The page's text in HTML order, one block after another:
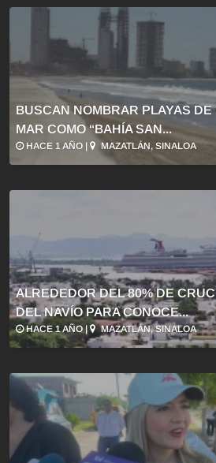
BUSCAN NOMBRAR PLAYAS DE
MAR COMO “BAHÍA SAN...
HACE 1 AÑO | MAZATLÁN, SINALOA
ALREDEDOR DEL 80% DE
DEL NAVÍO PARA CONOCE...
HACE 1 AÑO | MAZATLÁN, SINALOA